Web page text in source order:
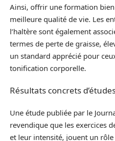
Ainsi, offrir une formation
meilleure qualité de vie. Les
l’haltère sont également
termes de perte de graisse,
un standard apprécié pour
tonification corporelle.
Résultats concrets
Une étude publiée par le
revendique que les exercices
et leur intensité, jouent un